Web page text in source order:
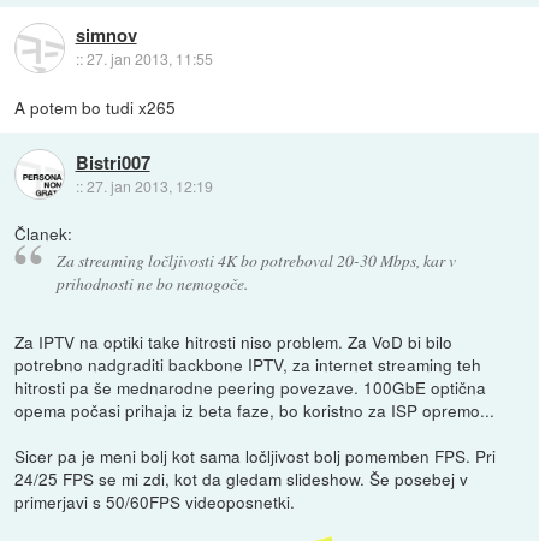
simnov
::27. jan 2013, 11:55
A potem bo tudi x265
Bistri007
::27. jan 2013, 12:19
Članek:
Za streaming ločljivosti 4K bo potreboval 20-30 Mbps, kar v
prihodnosti ne bo nemogoče.
Za IPTV na optiki take hitrosti niso problem. Za VoD bi bilo
potrebno nadgraditi backbone IPTV, za internet streaming teh
hitrosti pa še mednarodne peering povezave. 100GbE optična
opema počasi prihaja iz beta faze, bo koristno za ISP opremo...
Sicer pa je meni bolj kot sama ločljivost bolj pomemben FPS. Pri
24/25 FPS se mi zdi, kot da gledam slideshow. Še posebej v
primerjavi s 50/60FPS videoposnetki.